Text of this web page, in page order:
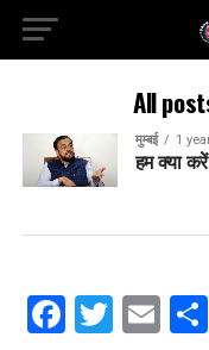
All
मुम्बई 1
हम क्या
Facebook